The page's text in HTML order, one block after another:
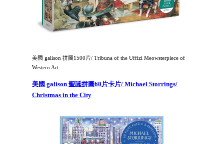
美國 galison 拼圖1500片/ Tribuna of the Uffizi Meowsterpiece of
Western Art
美國 galison 聖誕拼圖60片卡片/ Michael Storrings/
Christmas in the City